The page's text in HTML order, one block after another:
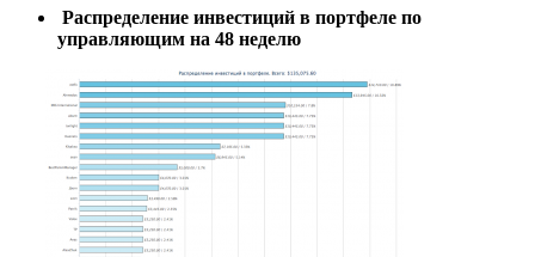
Распределение инвестиций в портфеле по
управляющим на 48 неделю